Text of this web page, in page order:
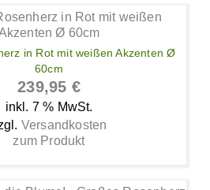
in Rot mit weißen Akzenten Ø
60cm
239,95 €
inkl. 7 % MwSt.
Versandkosten
zum Produkt